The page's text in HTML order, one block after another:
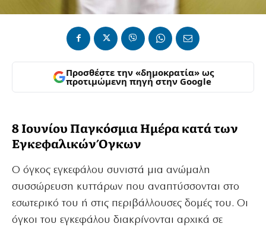
Προσθέστε την «δημοκρατία» ως
προτιμώμενη πηγή στην Google
8 Ιουνίου Παγκόσμια Ημέρα κατά των
Εγκεφαλικών Όγκων
Ο όγκος εγκεφάλου συνιστά μια ανώμαλη
συσσώρευση κυττάρων που αναπτύσσονται στο
εσωτερικό του ή στις περιβάλλουσες δομές του. Οι
όγκοι του εγκεφάλου διακρίνονται αρχικά σε